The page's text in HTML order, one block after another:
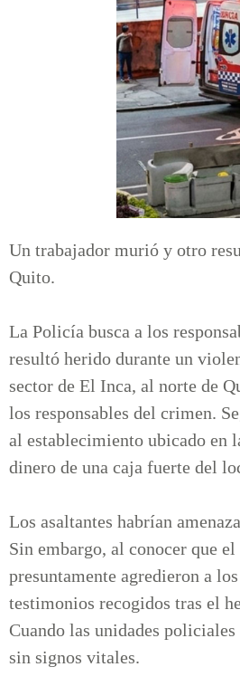
Un trabajador murió y otro
Quito.
La Policía busca a los
resultó herido durante un
sector de El Inca, al norte de
los responsables del crimen.
al establecimiento ubicado en
dinero de una caja fuerte del
Los asaltantes habrían
Sin embargo, al conocer que
presuntamente agredieron a
testimonios recogidos tras el
Cuando las unidades
sin signos vitales.